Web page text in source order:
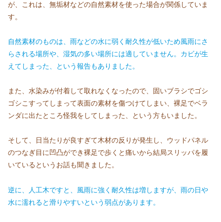
が、これは、無垢材などの自然素材を使った場合が関係していま
す。
自然素材のものは、雨などの水に弱く耐久性が低いため風雨にさ
らされる場所や、湿気の多い場所には適していません。カビが生
えてしまった、という報告もありました。
また、水染みが付着して取れなくなったので、固いブラシでゴシ
ゴシこすってしまって表面の素材を傷つけてしまい、裸足でベラ
ンダに出たところ怪我をしてしまった、という方もいました。
そして、日当たりが良すぎて木材の反りが発生し、ウッドパネル
のつなぎ目に凹凸ができ裸足で歩くと痛いから結局スリッパを履
いているというお話も聞きました。
逆に、人工木ですと、風雨に強く耐久性は増しますが、雨の日や
水に濡れると滑りやすいという弱点があります。